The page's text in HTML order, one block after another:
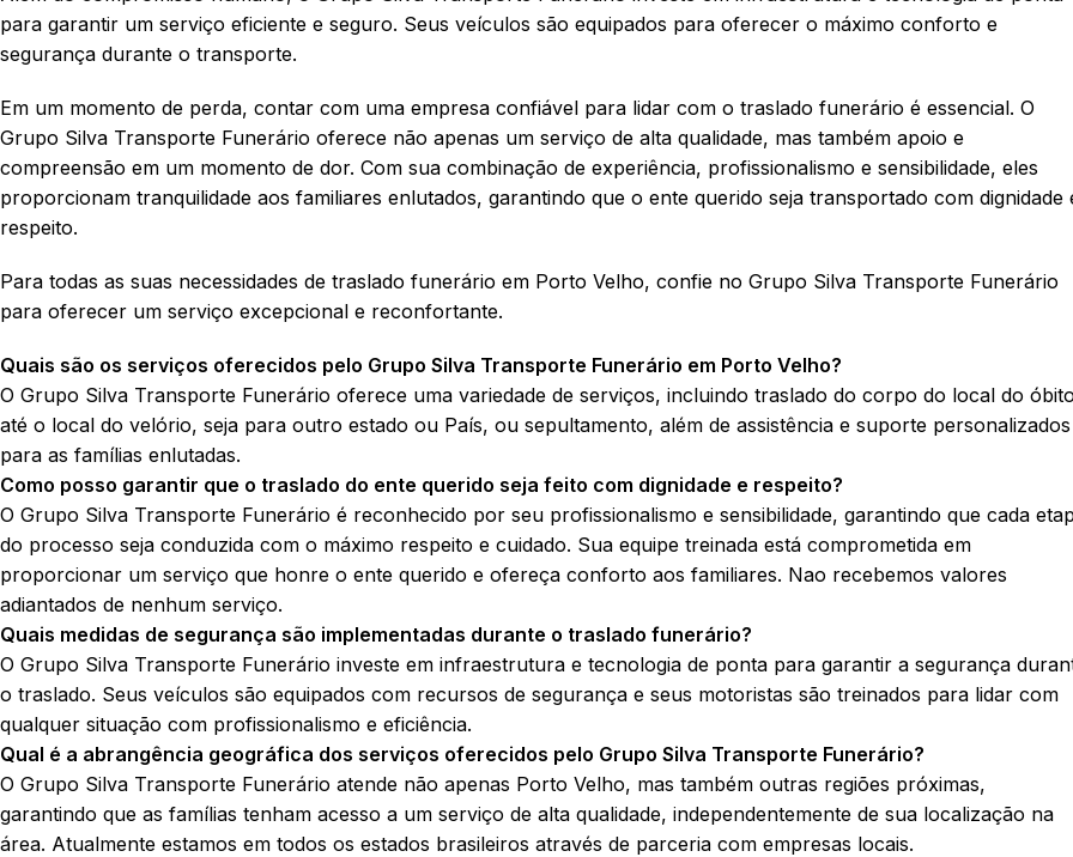
para garantir um serviço eficiente e seguro. Seus veículos são equipados para oferecer o máximo conforto e
segurança durante o transporte.
Em um momento de perda, contar com uma empresa confiável para lidar com o traslado funerário é essencial. O
Grupo Silva Transporte Funerário oferece não apenas um serviço de alta qualidade, mas também apoio e
compreensão em um momento de dor. Com sua combinação de experiência, profissionalismo e sensibilidade, eles
proporcionam tranquilidade aos familiares enlutados, garantindo que o ente querido seja transportado com dignidade
respeito.
Para todas as suas necessidades de traslado funerário em Porto Velho, confie no Grupo Silva Transporte Funerário
para oferecer um serviço excepcional e reconfortante.
Quais são os serviços oferecidos pelo Grupo Silva Transporte Funerário em Porto Velho?
O Grupo Silva Transporte Funerário oferece uma variedade de serviços, incluindo traslado do corpo do local do
até o local do velório, seja para outro estado ou País, ou sepultamento, além de assistência e suporte personalizados
para as famílias enlutadas.
Como posso garantir que o traslado do ente querido seja feito com dignidade e respeito?
O Grupo Silva Transporte Funerário é reconhecido por seu profissionalismo e sensibilidade, garantindo que cada
do processo seja conduzida com o máximo respeito e cuidado. Sua equipe treinada está comprometida em
proporcionar um serviço que honre o ente querido e ofereça conforto aos familiares. Nao recebemos valores
adiantados de nenhum serviço.
Quais medidas de segurança são implementadas durante o traslado funerário?
O Grupo Silva Transporte Funerário investe em infraestrutura e tecnologia de ponta para garantir a segurança
o traslado. Seus veículos são equipados com recursos de segurança e seus motoristas são treinados para lidar com
qualquer situação com profissionalismo e eficiência.
Qual é a abrangência geográfica dos serviços oferecidos pelo Grupo Silva Transporte Funerário?
O Grupo Silva Transporte Funerário atende não apenas Porto Velho, mas também outras regiões próximas,
garantindo que as famílias tenham acesso a um serviço de alta qualidade, independentemente de sua localização na
área. Atualmente estamos em todos os estados brasileiros através de parceria com empresas locais.